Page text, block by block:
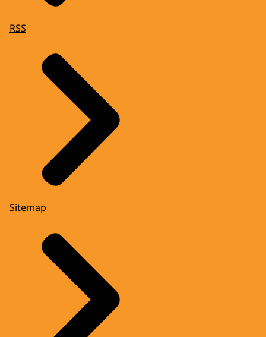
RSS
Sitemap